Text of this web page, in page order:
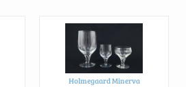
Holmegaard Minerva